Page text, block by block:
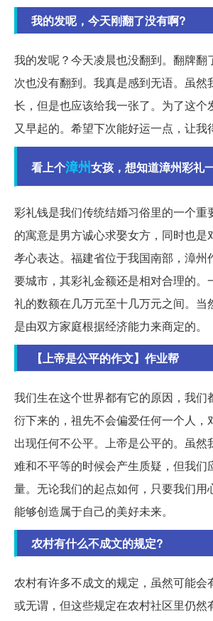
我的发呢，今天刚翻了没有啊?
我的发呢？今天凌晨也没翻到。翻牌翻
次也没有翻到。我真是感到无语。虽然
长，但是也应该给我一张了。为了这个
又早起的。希望下次能好运一点，让我
看上个漳州女孩，想知道漳州彩礼
彩礼钱是我们传统结婚习俗里的一个重
的寓意是男方诚心求娶女方，同时也是
孝心表达。福建省位于我国南部，漳州
要城市，其彩礼金额还是相对合理的。
礼的数额在几万元至十几万元之间。当
是由双方家庭根据经济能力来商定的。
【上帝是公平的作文】作业帮
我们生在这个世界都有它的原因，我们
衍下来的，祖先不会偏爱任何一个人，
出现任何不公平。上帝是公平的。虽然
难和不平等的时候会产生质疑，但我们
量。无论我们的起点如何，只要我们用
能够创造属于自己的美好未来。
农村有什么不成文的规定?
农村有许多不成文的规定，虽然可能会
或无谓，但这些规定在农村社区里仍然